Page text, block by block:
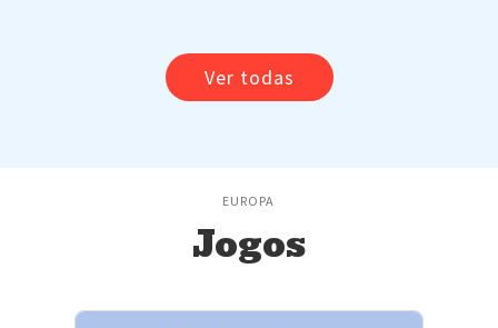
Ver todas
EUROPA
Jogos